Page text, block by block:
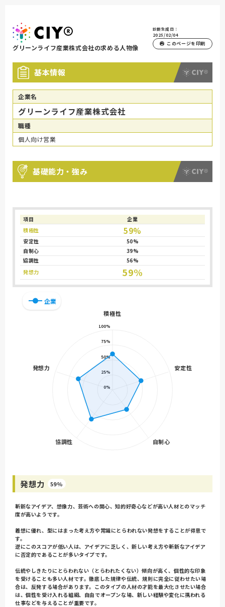
グリーンライフ産業株式会社の求める人物像
診断生成日：
2025/02/04
このページを印刷
基本情報
企業名
グリーンライフ産業株式会社
職種
個人向け営業
基礎能力・強み
項目
企業
積極性
59%
安定性
50%
自制心
39%
協調性
56%
発想力
59%
企業
積極性
安定性
自制心
協調性
発想力
100%
75%
50%
25%
0%
発想力 59%
斬新なアイデア、想像力、芸術への関心、知的好奇心などが高い人材とのマッチ
度が高いようです。
着想に優れ、型にはまった考え方や常識にとらわれない発想をすることが得意で
す。
逆にこのスコアが低い人は、アイデアに乏しく、新しい考え方や斬新なアイデア
に否定的であることが多いタイプです。
伝統やしきたりにとらわれない（とらわれたくない）傾向が高く、個性的な印象
を受けることも多い人材です。徹底した規律や伝統、規則に完全に従わせたい場
合は、反発する場合があります。このタイプの人材の才能を最大化させたい場合
は、個性を受け入れる組織、自由でオープンな場、新しい経験や変化に携われる
仕事などを与えることが重要です。